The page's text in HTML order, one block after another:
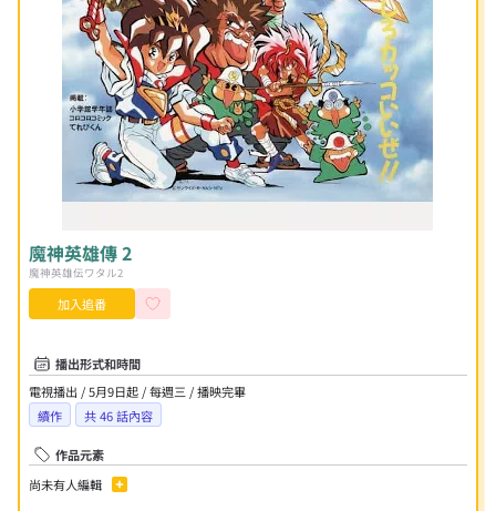
魔神英雄傳 2
魔神英雄伝ワタル2
加入追番
播出形式和時間
電視播出 / 5月9日起 / 每週三 / 播映完畢
續作
共46話內容
作品元素
尚未有人編輯